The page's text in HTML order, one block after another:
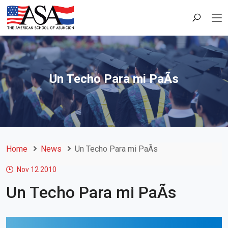
Un Techo Para mi PaÃ­s
Home News Un Techo Para mi PaÃ­s
Nov 12 2010
Un Techo Para mi PaÃ­s